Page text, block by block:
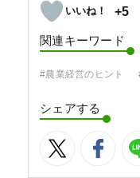
+5
関連キーワード
#農業経営のヒント
シェアする